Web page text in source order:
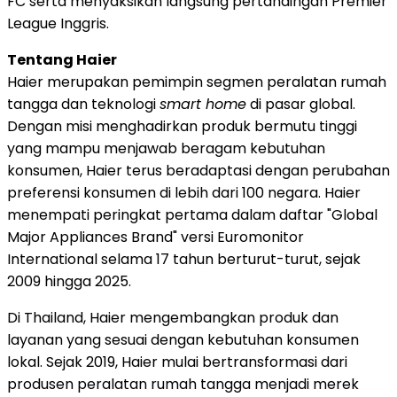
League Inggris.
Tentang Haier
Haier merupakan pemimpin segmen peralatan rumah
tangga dan teknologismart homedi pasar global.
Dengan misi menghadirkan produk bermutu tinggi
yang mampu menjawab beragam kebutuhan
konsumen, Haier terus beradaptasi dengan perubahan
preferensi konsumen di lebih dari 100 negara. Haier
menempati peringkat pertama dalam daftar "Global
Major Appliances Brand" versi Euromonitor
International selama 17 tahun berturut-turut, sejak
2009 hingga 2025.
Di Thailand, Haier mengembangkan produk dan
layanan yang sesuai dengan kebutuhan konsumen
lokal. Sejak 2019, Haier mulai bertransformasi dari
produsen peralatan rumah tangga menjadi merek